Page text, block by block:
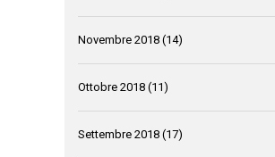
Novembre 2018 (14)
Ottobre 2018 (11)
Settembre 2018 (17)